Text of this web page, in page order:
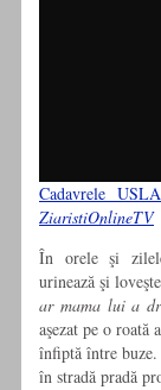
Cadavrele
ZiaristiOnlineTV
În orele şi
urinează şi
ar mama lui a
aşezat pe o roată
înfiptă între
în stradă pradă